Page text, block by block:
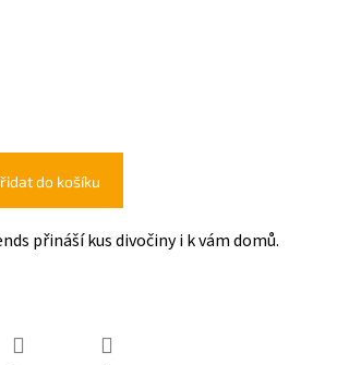
do košíku
přináší kus divočiny i k vám domů.